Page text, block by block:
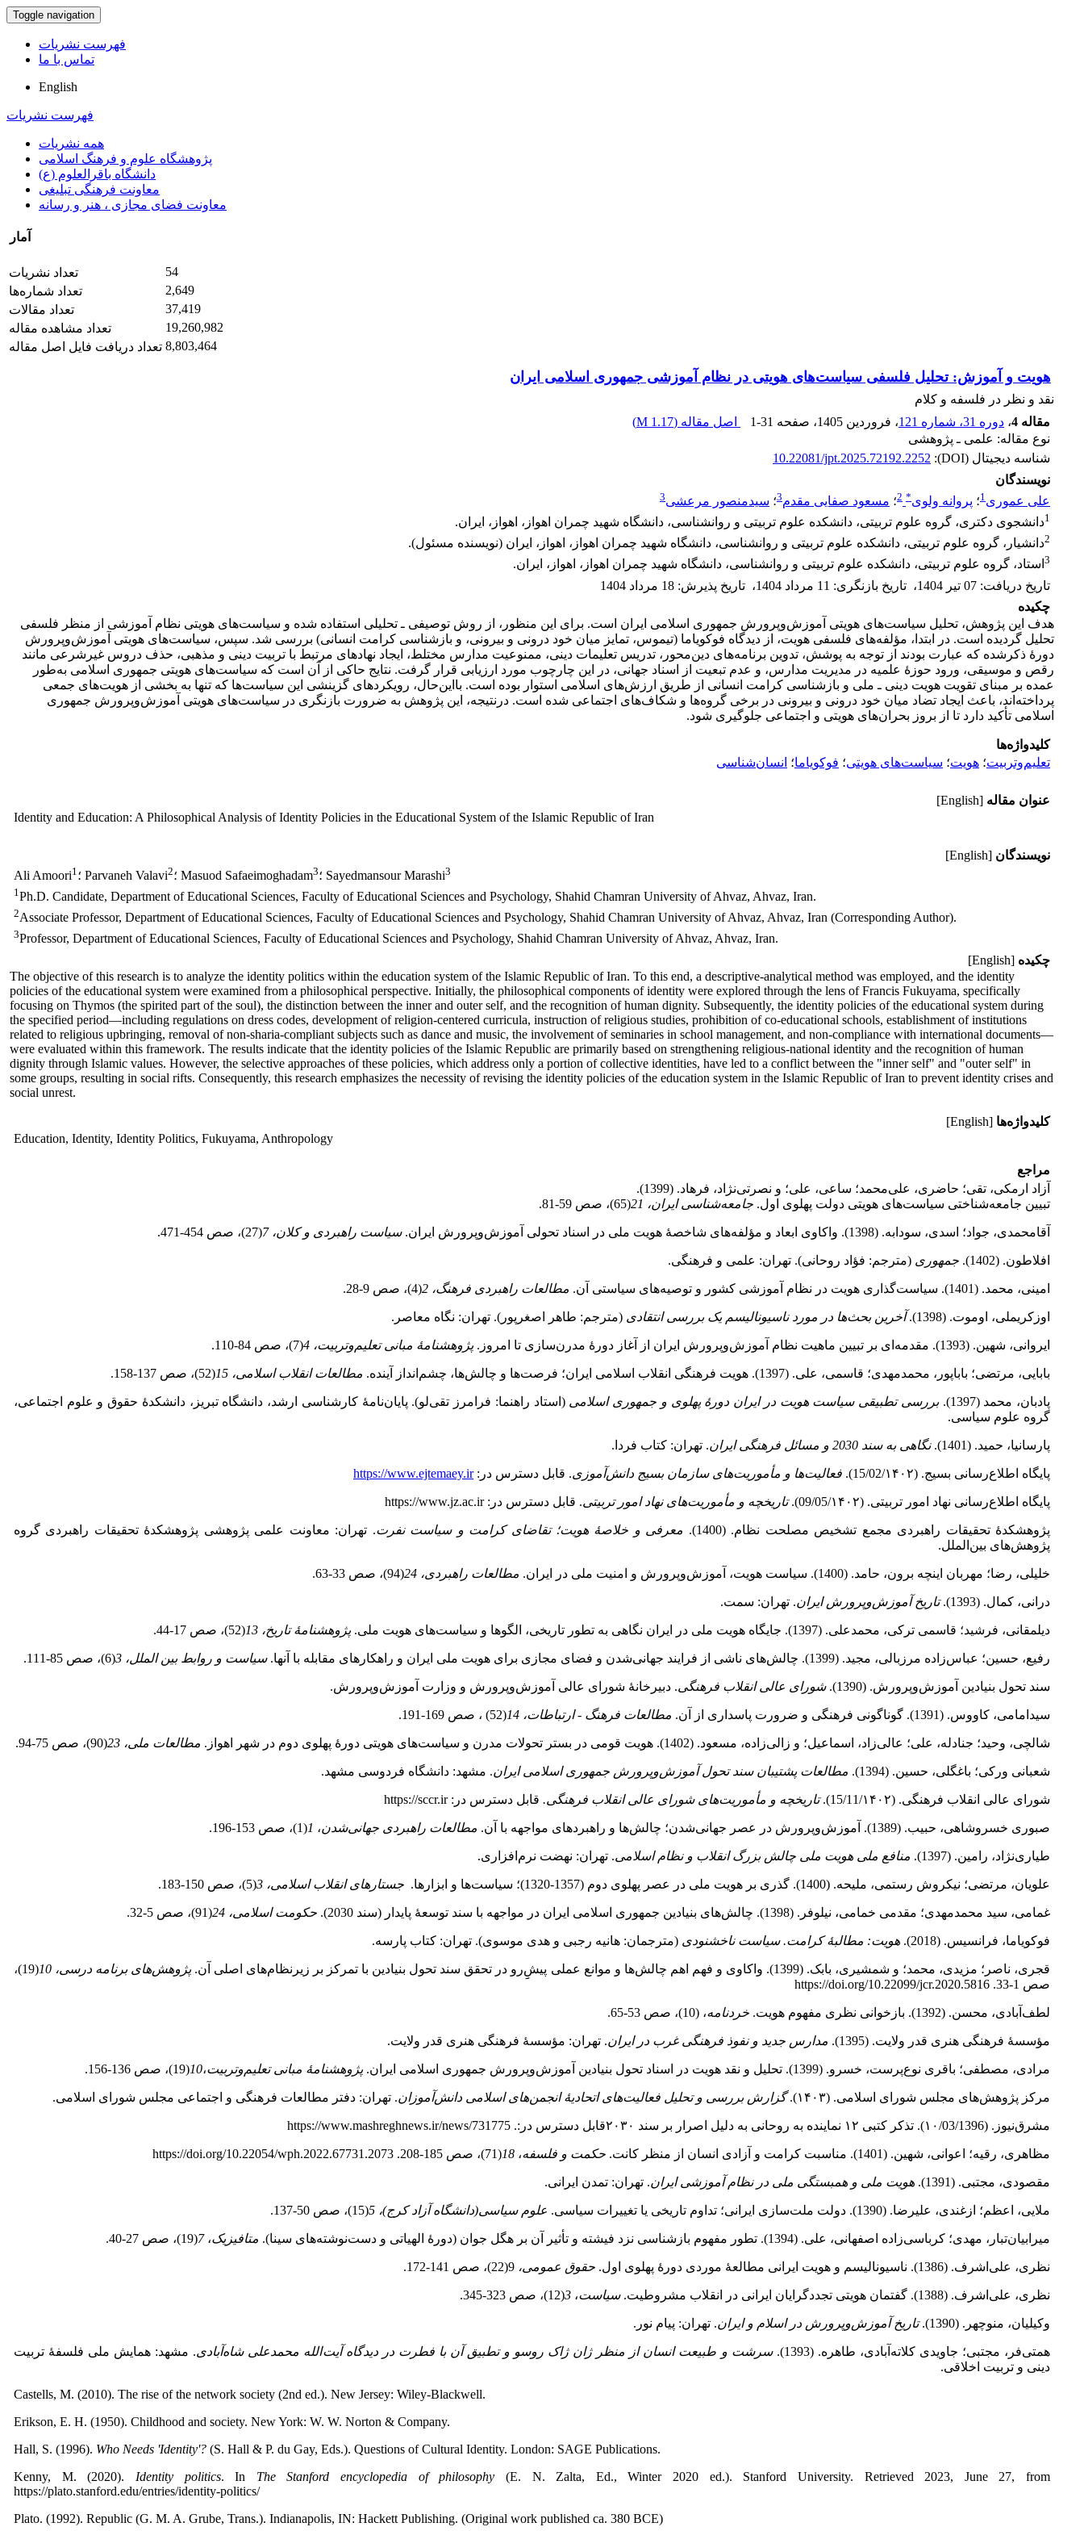
Toggle navigation
فهرست نشریات
تماس با ما
English
فهرست نشریات
همه نشریات
پژوهشگاه علوم و فرهنگ اسلامی
دانشگاه باقرالعلوم (ع)
معاونت فرهنگی تبلیغی
معاونت فضای مجازی ، هنر و رسانه
آمار
تعداد نشریات
54
تعداد شماره‌ها
2,649
تعداد مقالات
37,419
تعداد مشاهده مقاله
19,260,982
تعداد دریافت فایل اصل مقاله 8,803,464
هویت و آموزش: تحلیل فلسفی سیاست‌های هویتی در نظام آموزشی جمهوری اسلامی ایران
نقد و نظر در فلسفه و کلام
مقاله 4
، دوره 31، شماره 121 ، فروردین 1405 ، صفحه 1-31 اصل مقاله (1.17 M
)
نوع مقاله: علمی ـ پژوهشی
شناسه دیجیتال (DOI):
10.22081/jpt.2025.72192.2252
نویسندگان
علی عموری 1؛ پروانه ولوی*
2؛ مسعود صفایی مقدم3؛ سیدمنصور مرعشی3
1دانشجوی دکتری، گروه علوم تربیتی، دانشکده علوم تربیتی و روانشناسی، دانشگاه شهید چمران اهواز، اهواز، ایران.
2دانشیار، گروه علوم تربیتی، دانشکده علوم تربیتی و روانشناسی، دانشگاه شهید چمران اهواز، اهواز، ایران (نویسنده مسئول).
3 استاد، گروه علوم تربیتی، دانشکده علوم تربیتی و روانشناسی، دانشگاه شهید چمران اهواز، اهواز، ایران.
تاریخ دریافت: 07 تیر 1404 ، تاریخ بازنگری: 11 مرداد 1404 ، تاریخ پذیرش: 18 مرداد 1404
چکیده
هدف این پژوهش، تحلیل سیاست‌های هویتی آموزش‌وپرورش جمهوری اسلامی ایران است. برای این منظور، از روش توصیفی ـ تحلیلی استفاده شده و سیاست‌های هویتی نظام آموزشی از منظر فلسفی
تحلیل گردیده است. در ابتدا، مؤلفه‌های فلسفی هویت، از دیدگاه فوکویاما (تیموس، تمایز میان خود درونی و بیرونی، و بازشناسی کرامت انسانی) بررسی شد. سپس، سیاست‌های هویتی آموزش‌و‌پرورش
دورۀ ذکرشده که عبارت بودند از توجه به پوشش، تدوین برنامه‌های دین‌محور، تدریس تعلیمات دینی، ممنوعیت مدارس مختلط، ایجاد نهادهای مرتبط با تربیت دینی و مذهبی، حذف دروس غیرشرعی مانند
رقص و موسیقی، ورود حوزۀ علمیه در مدیریت مدارس، و عدم تبعیت از اسناد جهانی، در این چارچوب مورد ارزیابی قرار گرفت. نتایج حاکی از آن است که سیاست‌های هویتی جمهوری اسلامی به‌طور
عمده بر مبنای تقویت هویت دینی ـ ملی و بازشناسی کرامت انسانی از طریق ارزش‌های اسلامی استوار بوده ‌است. بااین‌حال، رویکردهای گزینشی این سیاست‌ها که تنها به بخشی از هویت‌های جمعی
پرداخته‌اند، باعث ایجاد تضاد میان خود درونی و بیرونی در برخی گروه‌ها و شکاف‌های اجتماعی شده است. درنتیجه، این پژوهش به ضرورت بازنگری در سیاست‌های هویتی آموزش‌وپرورش جمهوری
اسلامی تأکید دارد تا از بروز بحران‌های هویتی و اجتماعی جلوگیری شود.
کلیدواژه‌ها
تعلیم‌وتربیت؛ هویت؛ سیاست‌های هویتی؛ فوکویاما؛ انسان‌شناسی
عنوان مقاله [English]
Identity and Education: A Philosophical Analysis of Identity Policies in the Educational System of the Islamic Republic of Iran
نویسندگان [English]
Ali Amoori1 ؛ Parvaneh Valavi2 ؛ Masuod Safaeimoghadam3 ؛ Sayedmansour Marashi3
1 Ph.D. Candidate, Department of Educational Sciences, Faculty of Educational Sciences and Psychology, Shahid Chamran University of Ahvaz, Ahvaz, Iran.
2Associate Professor, Department of Educational Sciences, Faculty of Educational Sciences and Psychology, Shahid Chamran University of Ahvaz, Ahvaz, Iran (Corresponding Author).
3Professor, Department of Educational Sciences, Faculty of Educational Sciences and Psychology, Shahid Chamran University of Ahvaz, Ahvaz, Iran.
چکیده [English]
The objective of this research is to analyze the identity politics within the education system of the Islamic Republic of Iran. To this end, a descriptive-analytical method was employed, and the identity
policies of the educational system were examined from a philosophical perspective. Initially, the philosophical components of identity were explored through the lens of Francis Fukuyama, specifically
focusing on Thymos (the spirited part of the soul), the distinction between the inner and outer self, and the recognition of human dignity. Subsequently, the identity policies of the educational system during
the specified period—including regulations on dress codes, development of religion-centered curricula, instruction of religious studies, prohibition of co-educational schools, establishment of institutions
related to religious upbringing, removal of non-sharia-compliant subjects such as dance and music, the involvement of seminaries in school management, and non-compliance with international documents—
were evaluated within this framework. The results indicate that the identity policies of the Islamic Republic are primarily based on strengthening religious-national identity and the recognition of human
dignity through Islamic values. However, the selective approaches of these policies, which address only a portion of collective identities, have led to a conflict between the "inner self" and "outer self" in
some groups, resulting in social rifts. Consequently, this research emphasizes the necessity of revising the identity policies of the education system in the Islamic Republic of Iran to prevent identity crises and
social unrest.
کلیدواژه‌ها [English]
Education, Identity, Identity Politics, Fukuyama, Anthropology
مراجع
آزاد ارمکی، تقی؛ حاضری، علی‌محمد؛ ساعی، علی؛ و نصرتی‌نژاد، فرهاد. (1399).
تبیین جامعه‌شناختی سیاست‌های هویتی دولت پهلوی اول. جامعهشناسی ایران، 21 (65)، صص 59‑81.
آقامحمدی، جواد؛ اسدی، سودابه. (1398). واکاوی ابعاد و مؤلفه‌های شاخصۀ هویت ملی در اسناد تحولی آموزش‌وپرورش ایران. سیاست راهبردی و کلان، 7 (27)، صص 454‑471.
افلاطون. (1402). جمهوری (مترجم: فؤاد روحانی). تهران: علمی و فرهنگی.
امینی، محمد. (1401). سیاست‌گذاری هویت در نظام آموزشی کشور و توصیه‌های سیاستی آن. مطالعات راهبردی فرهنگ، 2 (4)، صص 9‑28.
اوزکریملی، اوموت. (1398). آخرین بحث‌ها در مورد ناسیونالیسم یک بررسی انتقادی (مترجم: طاهر اصغرپور). تهران: نگاه معاصر.
ایروانی، شهین. (1393). مقدمه‌ای بر تبیین ماهیت نظام آموزش‌وپرورش ایران از آغاز دورۀ مدرن‌سازی تا امروز. پژوهشنامۀ مبانی تعلیموتربیت، 4 (7)، صص 84‑110.
بابایی، مرتضی؛ باباپور، محمدمهدی؛ قاسمی، علی. (1397). هویت فرهنگی انقلاب اسلامی ایران؛ فرصت‌ها و چالش‌ها، چشم‌انداز آینده. مطالعات انقلاب اسلامی، 15 (52)، صص 137‑158.
پادبان، محمد (1397). بررسی تطبیقی سیاست هویت در ایران دورۀ پهلوی و جمهوری اسلامی (استاد راهنما: فرامرز تقی‌لو). پایان‌نامۀ کارشناسی ارشد، دانشگاه تبریز، دانشکدۀ حقوق و علوم اجتماعی،
گروه علوم سیاسی.
پارسانیا، حمید. (1401). نگاهی به سند 2030 و مسائل فرهنگی ایران . تهران: کتاب فردا.
پایگاه اطلاع‌رسانی بسیج. (15/02/۱۴۰۲). فعالیت‌ها و مأموریت‌های سازمان بسیج دانش‌آموزی. قابل دسترس در:https://www.ejtemaey.ir
پایگاه اطلاع‌رسانی نهاد امور تربیتی. (09/05/۱۴۰۲). تاریخچه و مأموریت‌های نهاد امور تربیتی. قابل دسترس در: https://www.jz.ac.ir
پژوهشکدۀ تحقیقات راهبردی مجمع تشخیص مصلحت نظام. (1400). معرفی و خلاصۀ هویت؛ تقاضای کرامت و سیاست نفرت. تهران: معاونت علمی پژوهشی پژوهشکدۀ تحقیقات راهبردی گروه
پژوهش‌های بین‌الملل.
خلیلی، رضا؛ مهربان اینچه برون، حامد. (1400). سیاست هویت، آموزش‌وپرورش و امنیت ملی در ایران. مطالعات راهبردی، 24 (94)، صص 33‑63.
درانی، کمال. (1393). تاریخ آموزش‌وپرورش ایران. تهران: سمت.
دیلمقانی، فرشید؛ قاسمی ترکی، محمدعلی. (1397). جایگاه هویت ملی در ایران نگاهی به تطور تاریخی، الگوها و سیاست‌های هویت ملی. پژوهشنامۀ تاریخ، 13 (52)، صص 17‑44.
رفیع، حسین؛ عباس‌زاده مرزبالی، مجید. (1399). چالش‌های ناشی از فرایند جهانی‌شدن و فضای مجازی برای هویت ملی ایران و راهکارهای مقابله با آنها. سیاست و روابط بین الملل، 3 (6)، صص 85‑111.
سند تحول بنیادین آموزش‌وپرورش. (1390). شورای عالی انقلاب فرهنگی. دبیرخانۀ شورای عالی آموزش‌وپرورش و وزارت آموزش‌وپرورش.
سیدامامی، کاووس. (1391). گوناگونی فرهنگی و ضرورت پاسداری از آن. مطالعات فرهنگ -ارتباطات، 14 (52) ، صص 169‑191.
شالچی، وحید؛ جنادله، علی؛ عالی‌زاد، اسماعیل؛ و زالی‌زاده، مسعود. (1402). هویت قومی در بستر تحولات مدرن و سیاست‌های هویتی دورۀ پهلوی دوم در شهر اهواز. مطالعات ملی، 23 (90)، صص 75‑94.
شعبانی ورکی؛ باغگلی، حسین. (1394). مطالعات پشتیبان سند تحول آموزش‌وپرورش جمهوری اسلامی ایران. مشهد: دانشگاه فردوسی مشهد.
شورای عالی انقلاب فرهنگی. (15/11/۱۴۰۲). تاریخچه و مأموریت‌های شورای عالی انقلاب فرهنگی. قابل دسترس در: https://sccr.ir
صبوری خسروشاهی، حبیب. (1389). آموزش‌وپرورش در عصر جهانی‌شدن؛ چالش‌ها و راهبردهای مواجهه با آن. مطالعات راهبردی جهانیشدن، 1(1)، صص 153‑196.
طیاری‌نژاد، رامین. (1397). منافع ملی هویت ملی چالش بزرگ انقلاب و نظام اسلامی. تهران: نهضت نرم‌افزاری.
علویان، مرتضی؛ نیکروش رستمی، ملیحه. (1400). گذری بر هویت ملی در عصر پهلوی دوم (1357‑1320)؛ سیاست‌ها و ابزارها. جستارهای انقلاب اسلامی، 3 (5)، صص 150‑183.
غمامی، سید محمدمهدی؛ مقدمی خمامی، نیلوفر. (1398). چالش‌های بنیادین جمهوری اسلامی ایران در مواجهه با سند توسعۀ پایدار (سند 2030). حکومت اسلامی، 24 (91)، صص 5‑32.
فوکویاما، فرانسیس. (2018). هویت: مطالبۀ کرامت. سیاست ناخشنودی (مترجمان: هانیه رجبی و هدی موسوی). تهران: کتاب پارسه.
قجری، ناصر؛ مزیدی، محمد؛ و شمشیری، بابک. (1399). واکاوی و فهم اهم چالش‌ها و موانع عملی پیشِ‌ِرو در تحقق سند تحول بنیادین با تمرکز بر زیرنظام‌های اصلی آن. پژوهش‌های برنامه درسی، 10
(19)،
صص 1‑33. https://doi.org/10.22099/jcr.2020.5816
لطف‌آبادی، محسن. (1392). بازخوانی نظری مفهوم هویت. خردنامه، (10)، صص 53‑65.
مؤسسۀ فرهنگی هنری قدر ولایت. (1395). مدارس جدید و نفوذ فرهنگی غرب در ایران. تهران: مؤسسۀ فرهنگی هنری قدر ولایت.
مرادی، مصطفی؛ باقری نوع‌پرست، خسرو. (1399). تحلیل و نقد هویت در اسناد تحول بنیادین آموزش‌وپرورش جمهوری اسلامی ایران. پژوهشنامۀ مبانی تعلیموتربیت،10(19)، صص 136‑156.
مرکز پژوهش‌های مجلس شورای اسلامی. (۱۴۰۳). گزارش بررسی و تحلیل فعالیت‌های اتحادیۀ انجمن‌های اسلامی دانش‌آموزان. تهران: دفتر مطالعات فرهنگی و اجتماعی مجلس شورای اسلامی.
مشرق‌نیوز. (۱۰/03/1396). تذکر کتبی ۱۲ نماینده به روحانی به دلیل اصرار بر سند ۲۰۳۰قابل دسترس در:. https://www.mashreghnews.ir/news/731775
مظاهری، رقیه؛ اعوانی، شهین. (1401). مناسبت کرامت و آزادی انسان از منظر کانت. حکمت و فلسفه، 18(71)، صص 185‑208. https://doi.org/10.22054/wph.2022.67731.2073
مقصودی، مجتبی. (1391). هویت ملی و همبستگی ملی در نظام آموزشی ایران. تهران: تمدن ایرانی.
ملایی، اعظم؛ ازغندی، علیرضا. (1390). دولت ملت‌سازی ایرانی؛ تداوم تاریخی یا تغییرات سیاسی. علوم سیاسی(دانشگاه آزاد کرج)، 5(15)، صص 50‑137.
میرابیان‌تبار، مهدی؛ کرباسی‌زاده اصفهانی، علی. (1394). تطور مفهوم بازشناسی نزد فیشته و تأثیر آن بر هگل جوان (دورۀ الهیاتی و دست‌نوشته‌های سینا). متافیزیک،7(19)، صص 27‑40.
نظری، علی‌اشرف. (1386). ناسیونالیسم و هویت ایرانی مطالعۀ موردی دورۀ پهلوی اول. حقوق عمومی، 9(22)، صص 141‑172.
نظری، علی‌اشرف. (1388). گفتمان هویتی تجددگرایان ایرانی در انقلاب مشروطیت. سیاست، 3(12)، صص 323‑345.
وکیلیان، منوچهر. (1390). تاریخ آموزش‌وپرورش در اسلام و ایران. تهران: پیام نور.
همتی‌فر، مجتبی؛ جاویدی کلاته‌آبادی، طاهره. (1393). سرشت و طبیعت انسان از منظر ژان ژاک روسو و تطبیق آن با فطرت در دیدگاه آیتالله محمدعلی شاهآبادی. مشهد: همایش ملی فلسفۀ تربیت
دینی و تربیت اخلاقی.
Castells, M. (2010). The rise of the network society (2nd ed.). New Jersey: Wiley-Blackwell.
Erikson, E. H. (1950). Childhood and society. New York: W. W. Norton & Company.
Hall, S. (1996). Who Needs 'Identity'? (S. Hall & P. du Gay, Eds.). Questions of Cultural Identity. London: SAGE Publications.
Kenny, M. (2020). Identity politics. In The Stanford encyclopedia of philosophy (E. N. Zalta, Ed., Winter 2020 ed.). Stanford University. Retrieved 2023, June 27, from
https://plato.stanford.edu/entries/identity-politics/
Plato. (1992). Republic (G. M. A. Grube, Trans.). Indianapolis, IN: Hackett Publishing. (Original work published ca. 380 BCE)